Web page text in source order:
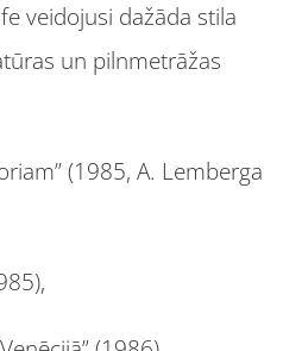
veidojusi dažāda stila
un pilnmetrāžas
(1985, A. Lemberga